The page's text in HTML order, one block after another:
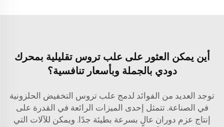
أين يمكن العثور على علب تروس تقليلية بمحرك
دودي بالجملة وبأسعار تنافسية؟
توجد العديد من الفوائد لدمج علب تروس التخفيض الحلزونية
في الصناعة. تتمثل إحدى الميزات الرائعة في القدرة على
إنتاج عزم دوران عالٍ بسرعة بطيئة جدًا. ويمكن للآلات التي